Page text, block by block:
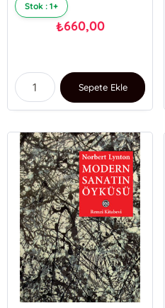
Stok : 1+
₺660,00
Sepete Ekle